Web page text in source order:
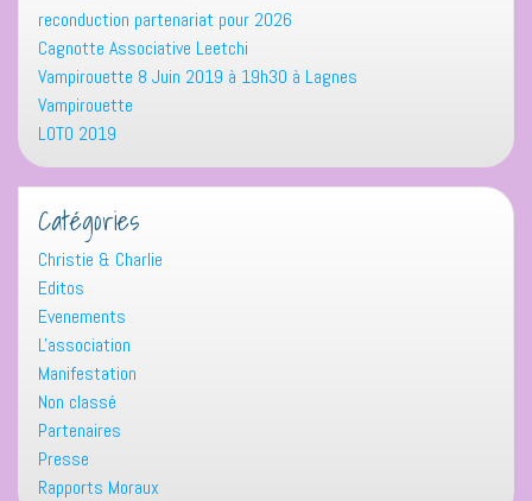
reconduction partenariat pour 2026
Cagnotte Associative Leetchi
Vampirouette 8 Juin 2019 à 19h30 à Lagnes
Vampirouette
LOTO 2019
Catégories
Christie & Charlie
Editos
Evenements
L'association
Manifestation
Non classé
Partenaires
Presse
Rapports Moraux